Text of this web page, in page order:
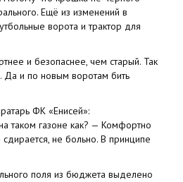
Ещё из изменений в
ворота и трактор для
и безопаснее, чем старый. Так
Да и по новым воротам бить
ФК «Енисей»:
таком газоне как? — Комфортно
не больно. В принципе
поля из бюджета выделено